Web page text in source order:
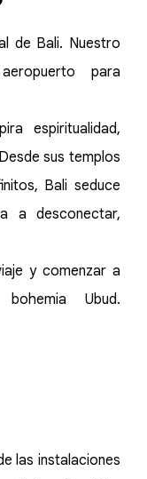
de Bali. Nuestro
para
espiritualidad,
sus templos
Bali seduce
a desconectar,
y comenzar a
Ubud.
las instalaciones